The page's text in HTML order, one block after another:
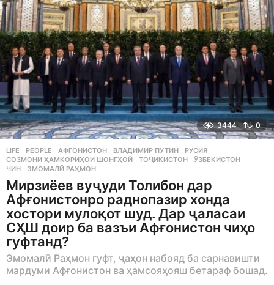
o
3444 0
LIFE ,PEOPLE АФҒОНИСТОН ,ВЛАДИМИР ПУТИН ,РУСИЯ
СОЗМОНИ ҲАМКОРИҲОИ ШОНГҲОЙ
,ТОҶИКИСТОН ,ӮЗБЕКИСТОН
ЧИН
,ЭМОМАЛӢ РАҲМОН
Мирзиёев вуҷуди Толибон дар
Афғонистонро раднопазир хонда
хостори мулоқот шуд. Дар ҷаласаи
СҲШ доир ба вазъи Афғонистон чиҳо
гуфтанд?
Эмомалӣ Раҳмон гуфт, ҷаҳон набояд ба сарнавишти
мардуми Афғонистон ва ҳамсояҳояш бетараф бошад.